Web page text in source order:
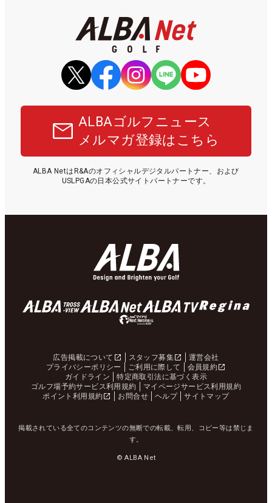
ALBAゴルフニュース
メルマガ登録はこちら
ALBA NetはR&Aのオフィシャルデジタルパートナー、および
USLPGAの日本公式サイトパートナーです。
広告掲載について スタッフ募集
運営会社
プライバシーポリシー
ご利用に際して
会員規約
ガイドライン
特定商取引法に基づく表示
ゴルフ場予約サービス利用規約
マイページサービス利用規約
ポイント利用規約
お問合せ ヘルプ サイトマップ
掲載されている全てのコンテンツの無断での転載、転用、コピー等は禁じま
す。
© ALBA Net